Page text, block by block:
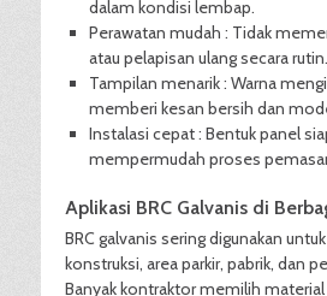
dalam kondisi lembap.
Perawatan mudah : Tidak
atau pelapisan ulang secara rutin.
Tampilan menarik : Warna
memberi kesan bersih dan
Instalasi cepat : Bentuk panel
mempermudah proses
Aplikasi BRC Galvanis di
BRC galvanis sering digunakan
konstruksi, area parkir, pabrik, dan
Banyak kontraktor memilih